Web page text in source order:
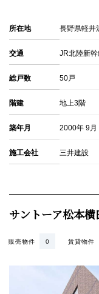
所在地 長野県軽井
交通 JR北陸新
総戸数 50戸
階建 地上3階
築年月 2000年 9月
施工会社 三井建設
サントーア松本横
賃貸物件
販売物件 0